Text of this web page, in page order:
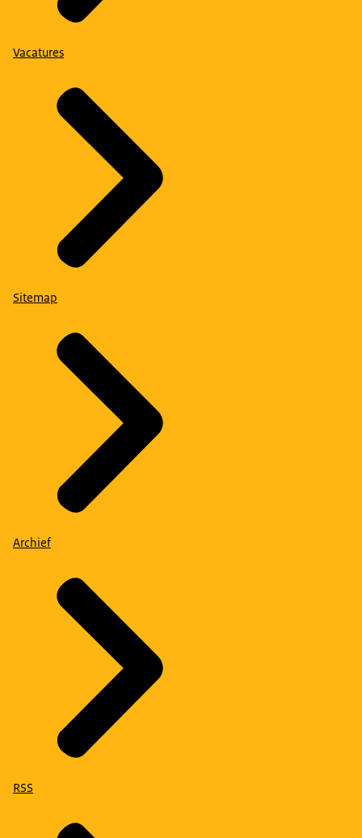
Vacatures
Sitemap
Archief
RSS